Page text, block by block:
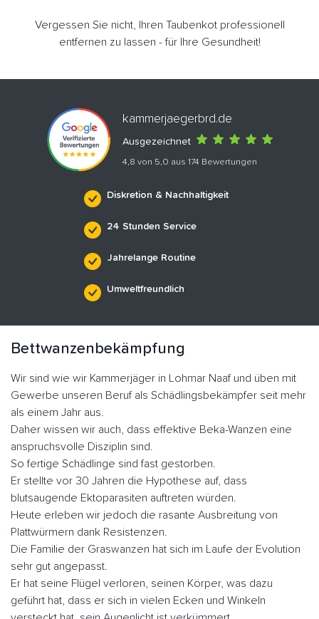
Vergessen Sie nicht, Ihren Taubenkot professionell
entfernen zu lassen - für Ihre Gesundheit!
kammerjaegerbrd.de
Ausgezeichnet
4,8 von 5,0 aus 174 Bewertungen
Diskretion & Nachhaltigkeit
24 Stunden Service
Jahrelange Routine
Umweltfreundlich
Bettwanzenbekämpfung
Wir sind wie wir Kammerjäger in Lohmar Naaf und üben mit
Gewerbe unseren Beruf als Schädlingsbekämpfer seit mehr
als einem Jahr aus.
Daher wissen wir auch, dass effektive Beka-Wanzen eine
anspruchsvolle Disziplin sind.
So fertige Schädlinge sind fast gestorben.
Er stellte vor 30 Jahren die Hypothese auf, dass
blutsaugende Ektoparasiten auftreten würden.
Heute erleben wir jedoch die rasante Ausbreitung von
Plattwürmern dank Resistenzen.
Die Familie der Graswanzen hat sich im Laufe der Evolution
sehr gut angepasst.
Er hat seine Flügel verloren, seinen Körper, was dazu
geführt hat, dass er sich in vielen Ecken und Winkeln